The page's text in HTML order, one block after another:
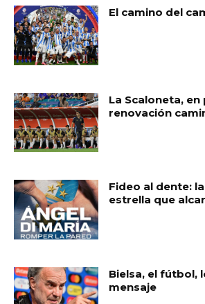
El camino del
La Scaloneta, en
renovación
Fideo al dente:
estrella que
Bielsa, el fútbol,
mensaje